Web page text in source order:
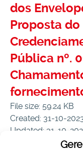
dos
Proposta
Pública nº.
File size: 59.24 KB
Created: 31-10-
Updated: 31-10-